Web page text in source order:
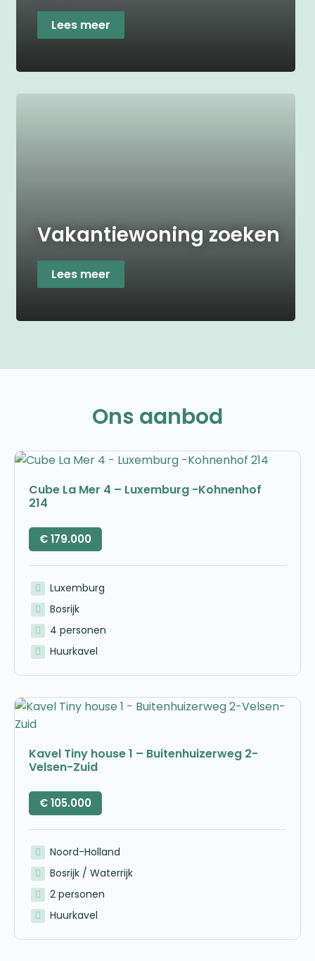
Lees meer
Vakantiewoning zoeken
Lees meer
Ons aanbod
Cube La Mer 4 – Luxemburg -Kohnenhof
214
€179.000
Luxemburg
Bosrijk
4 personen
Huurkavel
Kavel Tiny house 1 – Buitenhuizerweg 2-
Velsen-Zuid
€105.000
Noord-Holland
Bosrijk / Waterrijk
2 personen
Huurkavel